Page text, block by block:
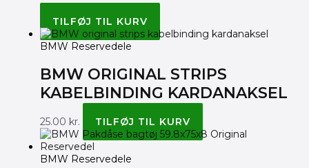
BMW ORIGINAL 33177685052
TILFØJ TIL KURV
BMW Reservedele
BMW ORIGINAL STRIPS
KABELBINDING KARDANAKSEL
25.00 kr. TILFØJ TIL KURV
BMW Reservedele